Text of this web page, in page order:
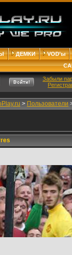
ДЕМКИ
VOD'ы
Забыли
> Пользователи